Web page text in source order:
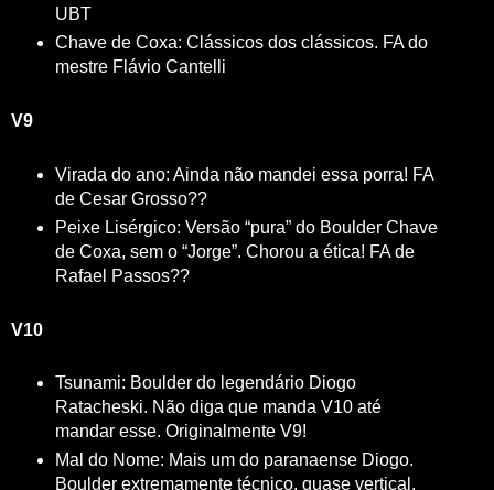
UBT
Chave de Coxa: Clássicos dos clássicos. FA do
mestre Flávio Cantelli
V9
Virada do ano: Ainda não mandei essa porra! FA
de Cesar Grosso??
Peixe Lisérgico: Versão “pura” do Boulder Chave
de Coxa, sem o “Jorge”. Chorou a ética! FA de
Rafael Passos??
V10
Tsunami: Boulder do legendário Diogo
Ratacheski. Não diga que manda V10 até
mandar esse. Originalmente V9!
Mal do Nome: Mais um do paranaense Diogo.
Boulder extremamente técnico, quase vertical.